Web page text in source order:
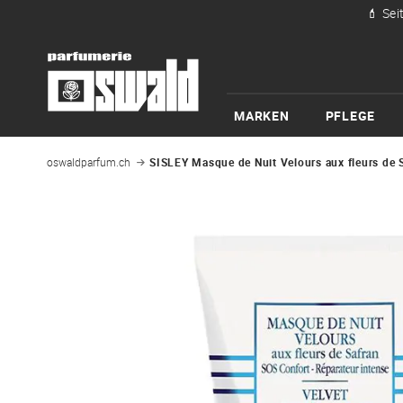
💄
MARKEN PFLEGE
oswaldparfum.ch SISLEY Masque de Nuit Velours aux fleurs de